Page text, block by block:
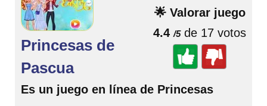
🌟 Valorar juego
4.4 /5de 17 votos
Princesas de
Pascua
Es un juego en línea de Princesas